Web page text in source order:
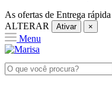
As ofertas de Entrega rápida
ALTERAR
Ativar ×
Menu